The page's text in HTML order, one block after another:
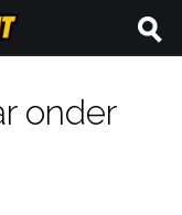
onder